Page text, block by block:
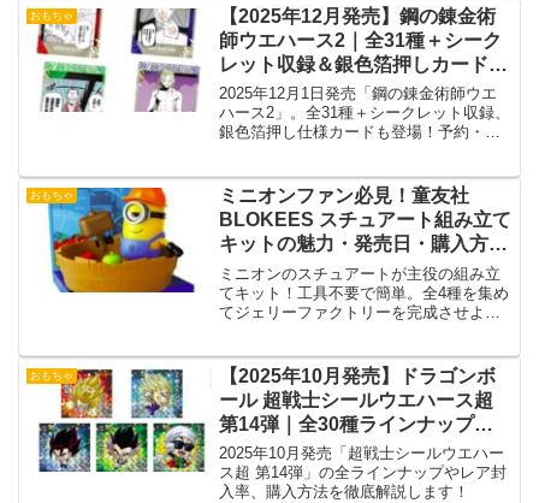
おもちゃ
【2025年12月発売】鋼の錬金術
師ウエハース2｜全31種＋シーク
レット収録＆銀色箔押しカード徹
底解説
2025年12月1日発売「鋼の錬金術師ウエ
ハース2」。全31種＋シークレット収録、
銀色箔押し仕様カードも登場！予約・購
おもちゃ
ミニオンファン必見！童友社
BLOKEES スチュアート組み立て
キットの魅力・発売日・購入方法
まとめ
ミニオンのスチュアートが主役の組み立
てキット！工具不要で簡単。全4種を集め
てジェリーファクトリーを完成させよ
おもちゃ
【2025年10月発売】ドラゴンボ
ール 超戦士シールウエハース超
第14弾｜全30種ラインナップ・
レア封入率・購入方法まとめ
2025年10月発売「超戦士シールウエハー
ス超 第14弾」の全ラインナップやレア封
入率、購入方法を徹底解説します！